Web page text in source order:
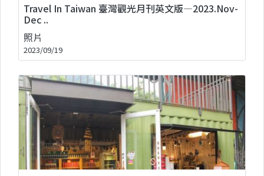
Travel In Taiwan 臺灣觀光月刊英文版—2023.Nov-
Dec ..
照片
2023/09/19